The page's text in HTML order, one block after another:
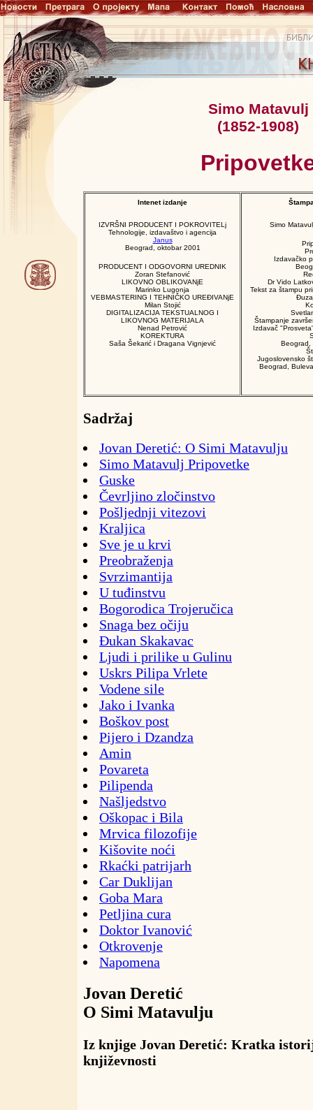
Simo Matavulj
(1852-1908)
Intenet izdanje
IZVRŠNI PRODUCENT I POKROVITELj
Tehnologije, izdavaštvo i agencija
Janus
Beograd, oktobar2001
PRODUCENT I ODGOVORNI UREDNIK
Zoran Stefanović
LIKOVNO OBLIKOVANjE
Marinko Lugonja
VEBMASTERING I TEHNIČKO UREĐIVANjE
Milan Stojić
DIGITALIZACIJA TEKSTUALNOG I
LIKOVNOG MATERIJALA
Nenad Petrović
KOREKTURA
Saša Šekarić i Dragana Vignjević
Simo
Izdavačko
Dr Vido
Tekst za štampu
Štampanje
Izdavač
Beograd,
Jugoslovensko
Beograd,
Sadržaj
Jovan Deretić: O Simi Matavulju
Simo Matavulj Pripovetke
Guske
Čevrljino zločinstvo
Pošljednji vitezovi
Kraljica
Sve je u krvi
Preobraženja
Svrzimantija
U tuđinstvu
Bogorodica Trojeručica
Snaga bez očiju
Đukan Skakavac
Ljudi i prilike u Gulinu
Uskrs Pilipa Vrlete
Vodene sile
Jako i Ivanka
Boškov post
Pijero i Dzandza
Amin
Povareta
Pilipenda
Našljedstvo
Oškopac i Bila
Mrvica filozofije
Kišovite noći
Rkaćki patrijarh
Car Duklijan
Goba Mara
Petljina cura
Doktor Ivanović
Otkrovenje
Napomena
Jovan Deretić
O Simi Matavulju
Iz knjige Jovan Deretić: Kratka
književnosti